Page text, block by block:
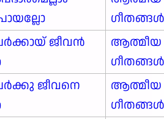
ഗീതങ്ങൾ
ജീവൻ
ആത്മീയ
ഗീതങ്ങൾ
ജീവനെ
ആത്മീയ
ഗീതങ്ങൾ